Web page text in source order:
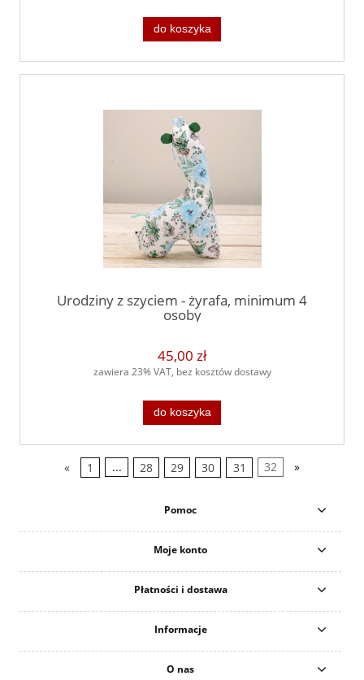
do koszyka
Urodziny z szyciem - żyrafa, minimum 4
osoby
45,00 zł
zawiera 23% VAT, bez kosztów dostawy
do koszyka
« 1 ... 28 29 30 31 32 »
Pomoc
Moje konto
Płatności i dostawa
Informacje
O nas